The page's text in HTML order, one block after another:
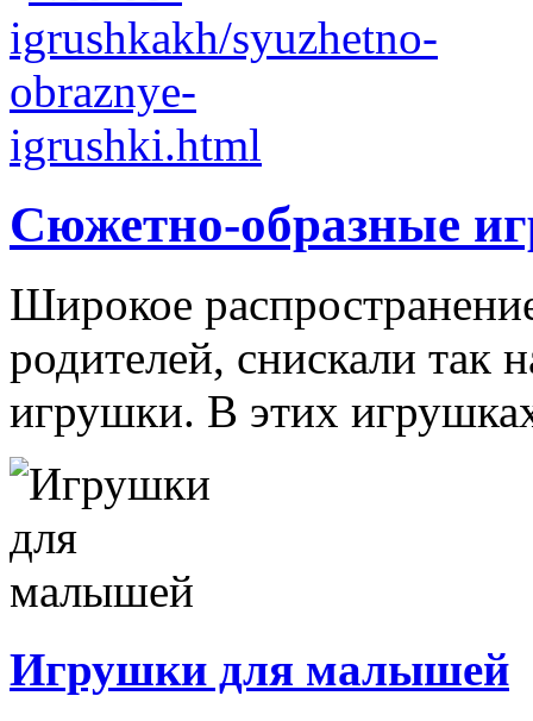
Сюжетно-образные
Широкое
родителей, снискали так
игрушки. В этих
Игрушки для малышей